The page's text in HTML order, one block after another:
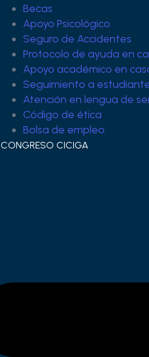
Becas
Apoyo Psicológico
Seguro de Accidentes
Protocolo de ayuda en
Apoyo académico en
Seguimiento a
Atención en lengua de
Código de ética
Bolsa de empleo
CONGRESO CICIGA